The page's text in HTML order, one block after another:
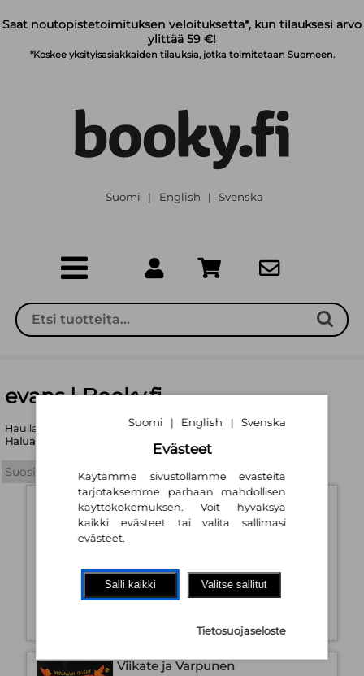
Saat noutopistetoimituksen veloituksetta*, kun tilauksesi arvo
ylittää 59 €!
*Koskee yksityisasiakkaiden tilauksia, jotka toimitetaan Suomeen.
Suomi | English | Svenska
evans | Booky.fi
Haullasi löytyi yhteensä 273 tuotetta
Haluatko tarkentaa hakukriteerejä?
The Things We Never Say
Strout, Elizabeth
Penguin Books Ltd (UK)
Saatavuus:Tilaustuote
18,90 €
Viikate ja Varpunen
Suomi | English | Svenska
Evästeet
Käytämme sivustollamme evästeitä
tarjotaksemme parhaan mahdollisen
käyttökokemuksen. Voit hyväksyä
kaikki evästeet tai valita sallimasi
evästeet.
Salli kaikki Valitse sallitut
Tietosuojaseloste